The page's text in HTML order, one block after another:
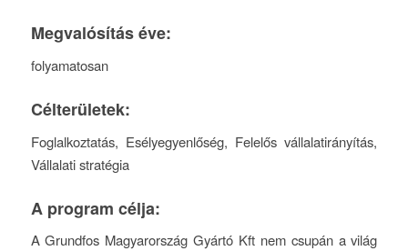
Megvalósítás éve:
folyamatosan
Célterületek:
Foglalkoztatás, Esélyegyenlőség, Felelős vállalatirányítás,
Vállalati stratégia
A program célja:
A Grundfos Magyarország Gyártó Kft nem csupán a világ